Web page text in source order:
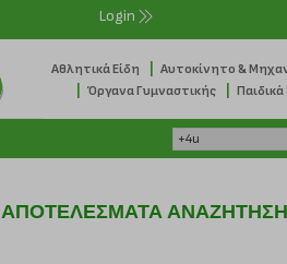
Login
Αθλητικά Είδη Αυτοκίνητο &
Όργανα Γυμναστικής
ΑΠΟΤΕΛΕΣΜΑΤΑ